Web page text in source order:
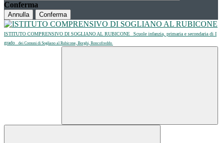
Conferma
Annulla Conferma
ISTITUTO COMPRENSIVO DI SOGLIANO AL RUBICONE
Scuole infanzia, primaria e secondaria di I
grado
dei Comuni di Sogliano al Rubicone, Borghi, Roncofreddo